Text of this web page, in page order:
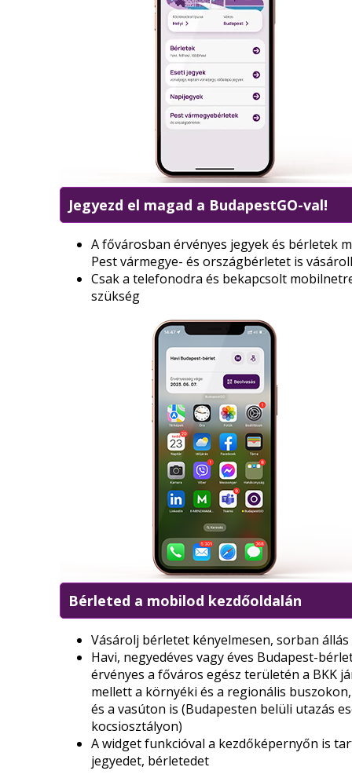
Jegyezd el magad a BudapestGO-val!
A fővárosban érvényes jegyek és bérletek
Pest vármegye- és országbérletet is
Csak a telefonodra és bekapcsolt
szükség
Bérleted a mobilod kezdőoldalán
Vásárolj bérletet kényelmesen, sorban
Havi, negyedéves vagy éves Budapest-
érvényes a főváros egész területén a BKK
mellett a környéki és a regionális buszokon,
és a vasúton is (Budapesten belüli utazás
kocsiosztályon)
A widget funkcióval a kezdőképernyőn is
jegyedet, bérletedet